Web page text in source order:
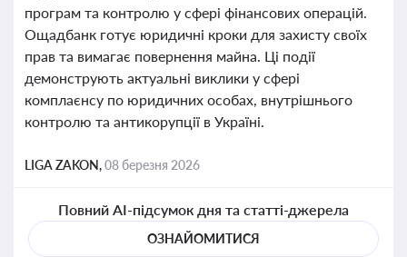
програм та контролю у сфері фінансових операцій.
Ощадбанк готує юридичні кроки для захисту своїх
прав та вимагає повернення майна. Ці події
демонструють актуальні виклики у сфері
комплаєнсу по юридичних особах, внутрішнього
контролю та антикорупції в Україні.
LIGA ZAKON,08 березня 2026
Повний AI-підсумок дня та статті-джерела
ОЗНАЙОМИТИСЯ